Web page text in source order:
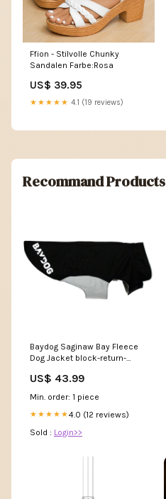
Ffion - Stilvolle Chunky
Sandalen Farbe:Rosa
US$ 39.95
★★★★★ 4.1 (19 reviews)
Recommand Products
Baydog Saginaw Bay Fleece
Dog Jacket block-return-
US$ 43.99
Min. order: 1 piece
★★★★★4.0 (12 reviews)
Sold : Login>>